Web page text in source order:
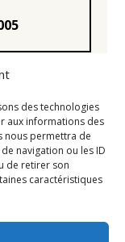
des technologies
aux informations des
nous permettra de
navigation ou les ID
de retirer son
caractéristiques